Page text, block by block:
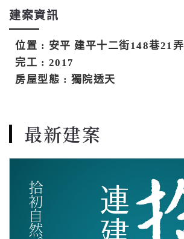
建案資訊
位置 : 安平 建平十二街148巷21弄
完工 : 2017
房屋型態 : 獨院透天
最新建案